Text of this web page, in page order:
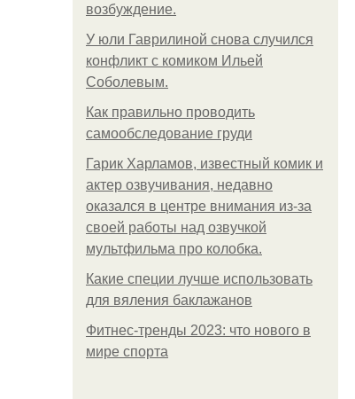
возбуждение.
У юли Гаврилиной снова случился
конфликт с комиком Ильей
Соболевым.
Как правильно проводить
самообследование груди
Гарик Харламов, известный комик и
актер озвучивания, недавно
оказался в центре внимания из-за
своей работы над озвучкой
мультфильма про колобка.
Какие специи лучше использовать
для вяления баклажанов
Фитнес-тренды 2023: что нового в
мире спорта